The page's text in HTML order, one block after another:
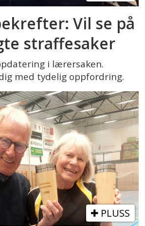
Vil se på
straffesaker
i lærersaken.
med tydelig oppfordring.
PLUSS